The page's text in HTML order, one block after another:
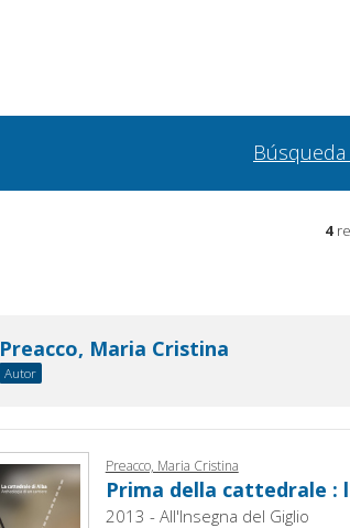
Búsqueda
4
Preacco, Maria Cristina
Autor
Preacco, Maria Cristina
Prima della cattedrale :
2013 - All'Insegna del Giglio